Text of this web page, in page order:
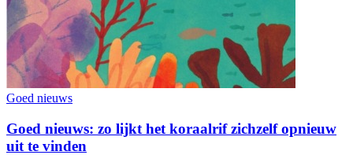
Goed nieuws
Goed nieuws: zo lijkt het koraalrif zichzelf opnieuw
uit te vinden